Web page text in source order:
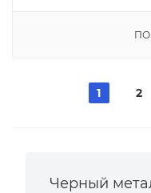
1 2
Черный